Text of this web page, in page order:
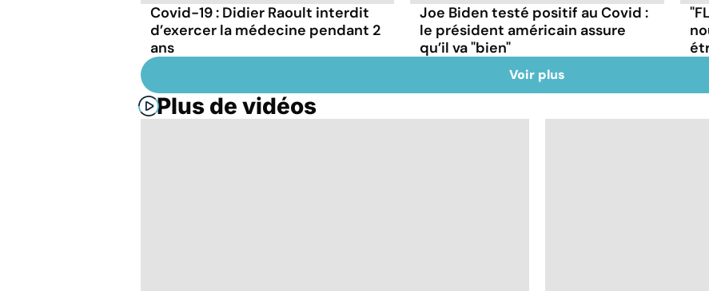
Covid-19 : Didier Raoult interdit
d’exercer la médecine pendant 2
ans
Joe Biden testé positif au Covid :
le président américain assure
qu’il va "bien"
Voir plus
Plus de vidéos